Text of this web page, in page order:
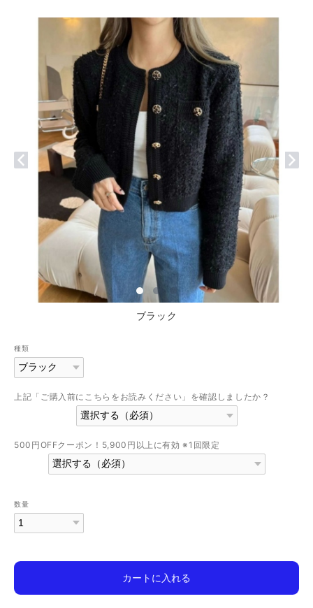
ブラック
種類
上記「ご購入前にこちらをお読みください」を確認しましたか？
500円OFFクーポン！5,900円以上に有効 ※1回限定
数量
カートに入れる